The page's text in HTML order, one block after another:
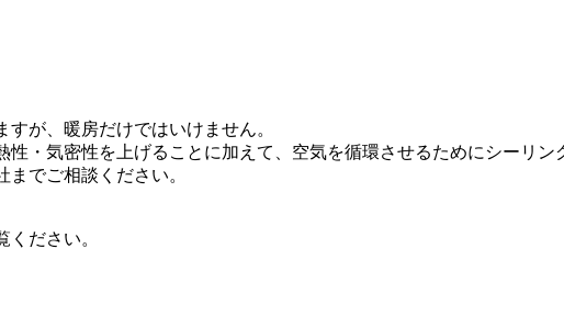
が、暖房だけではいけません。
・気密性を上げることに加えて、空気を循環させるためにシーリン
でご相談ください。
ださい。